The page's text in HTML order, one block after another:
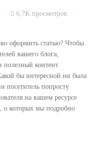
6,7K просмотров
оформить статью? Чтобы
вашего блога,
полезный контент.
бы интересной ни была
посетитель попросту
на вашем ресурсе
о которых мы подробно